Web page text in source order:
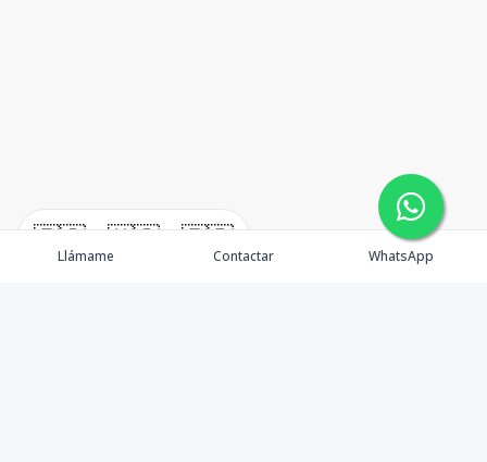
🇪🇸 🇺🇸 🇫🇷
Llámame Contactar WhatsApp